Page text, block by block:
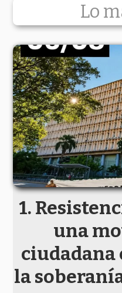
Lo
una
ciudadana
la